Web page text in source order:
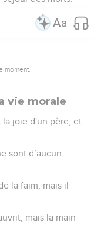
moment.
vie morale
la joie d'un père, et
sont d’aucun
la faim, mais il
mais la main